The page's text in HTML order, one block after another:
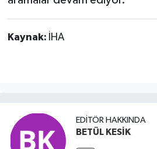
Kaynak: İHA
EDITÖR HAKKINDA
BETÜL KESİK